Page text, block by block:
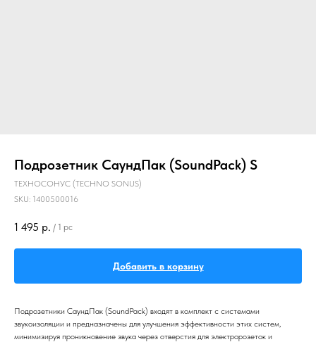
Подрозетник СаундПак (SoundPack) S
ТЕХНОСОНУС (TECHNO SONUS)
SKU: 1400500016
1 495 р. / 1 pc
Добавить в корзину
Подрозетники СаундПак (SoundPack) входят в комплект с системами
звукоизоляции и предназначены для улучшения эффективности этих систем,
минимизируя проникновение звука через отверстия для электророзеток и